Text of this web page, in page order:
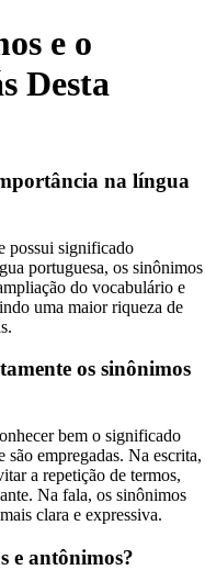
e o
Desta
na língua
possui significado
portuguesa, os sinônimos
do vocabulário e
uma maior riqueza de
os sinônimos
bem o significado
são empregadas. Na escrita,
a repetição de termos,
Na fala, os sinônimos
clara e expressiva.
e antônimos?